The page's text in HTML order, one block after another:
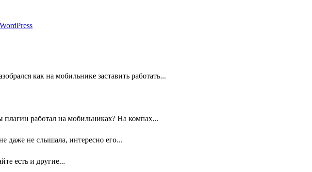
как на мобильнике заставить работать...
плагин работал на мобильниках? На компах...
даже не слышала, интересно его...
есть и другие...